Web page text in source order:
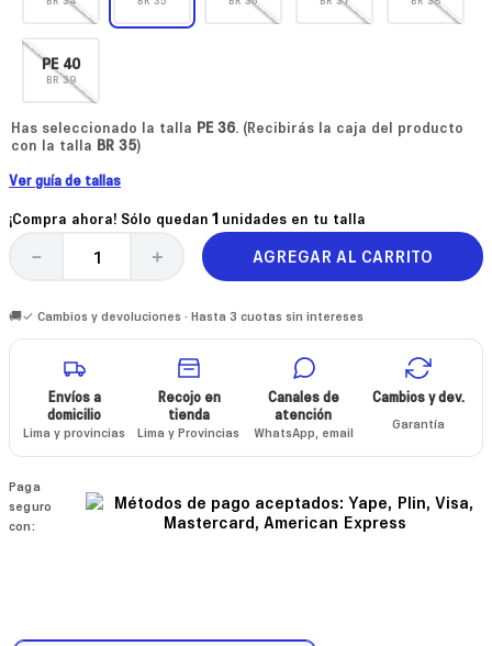
PE 40
BR39
Has seleccionado la talla PE 36. (Recibirás la caja del producto
con la talla BR 35)
Ver guía de tallas
¡Compra ahora! Sólo quedan 1 unidades en tu talla
＋
－ AGREGAR AL CARRITO
🚚✓ Cambios y devoluciones · Hasta 3 cuotas sin intereses
Envíos a
domicilio
Lima y provincias
Recojo en
tienda
Lima y Provincias
Canales de
atención
WhatsApp, email
Cambios y dev.
Garantía
Paga
seguro
con: